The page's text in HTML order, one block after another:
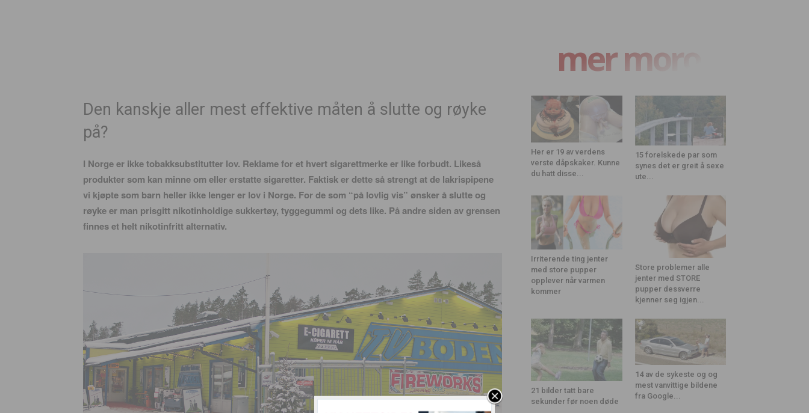
Den kanskje aller mest effektive måten å slutte og røyke
på?
I Norge er ikke tobakksubstitutter lov. Reklame for et hvert sigarettmerke er like forbudt. Likeså
produkter som kan minne om eller erstatte sigaretter. Faktisk er dette så strengt at de lakrispipene
vi kjøpte som barn heller ikke lenger er lov i Norge. For de som “på lovlig vis” ønsker å slutte og
røyke er man prisgitt nikotinholdige sukkertøy, tyggegummi og dets like. På andre siden av grensen
finnes et helt nikotinfritt alternativ.
mer moro
Her er 19 av verdens
verste dåpskaker. Kunne
du hatt disse...
15 forelskede par som
synes det er greit å sexe
ute...
Irriterende ting jenter
med store pupper
opplever når varmen
kommer
Store problemer alle
jenter med STORE
pupper dessverre
kjenner seg igjen...
21 bilder tatt bare
sekunder før noen døde
14 av de sykeste og og
mest vanvittige bildene
fra Google...